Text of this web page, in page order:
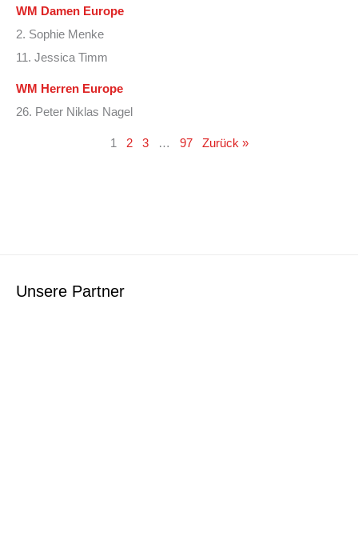
WM Damen Europe
2. Sophie Menke
11. Jessica Timm
WM Herren Europe
26. Peter Niklas Nagel
1 2 3 … 97 Zurück »
Unsere Partner